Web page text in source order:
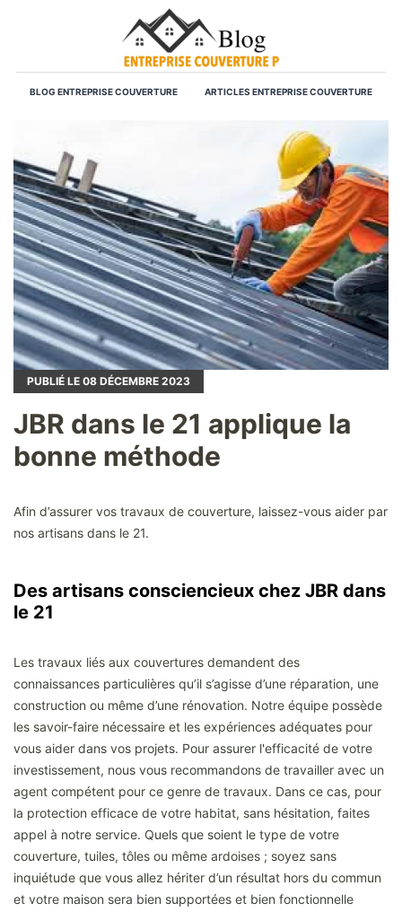
BLOG ENTREPRISE COUVERTURE ARTICLES ENTREPRISE COUVERTURE
PUBLIÉ LE 08 DÉCEMBRE 2023
JBR dans le 21 applique la
bonne méthode
Afin d’assurer vos travaux de couverture, laissez-vous aider par
nos artisans dans le 21.
Des artisans consciencieux chez JBR dans
le 21
Les travaux liés aux couvertures demandent des
connaissances particulières qu’il s’agisse d’une réparation, une
construction ou même d’une rénovation. Notre équipe possède
les savoir-faire nécessaire et les expériences adéquates pour
vous aider dans vos projets. Pour assurer l'efficacité de votre
investissement, nous vous recommandons de travailler avec un
agent compétent pour ce genre de travaux. Dans ce cas, pour
la protection efficace de votre habitat, sans hésitation, faites
appel à notre service. Quels que soient le type de votre
couverture, tuiles, tôles ou même ardoises ; soyez sans
inquiétude que vous allez hériter d’un résultat hors du commun
et votre maison sera bien supportées et bien fonctionnelle